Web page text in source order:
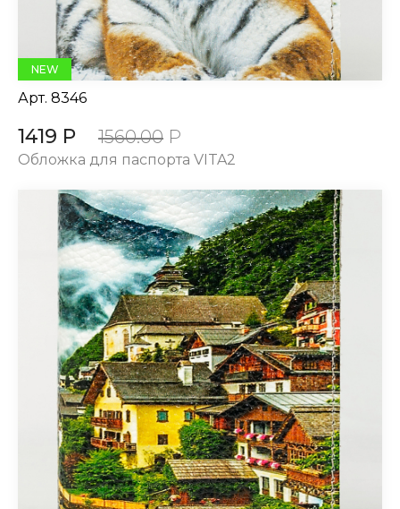
NEW
Арт. 8346
1419 Р 1560.00 Р
Обложка для паспорта VITA2